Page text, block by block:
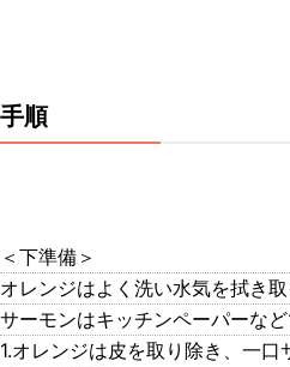
手順
＜下準備＞
オレンジはよく洗い水気を拭き取
サーモンはキッチンペーパーな
1.オレンジは皮を取り除き、一